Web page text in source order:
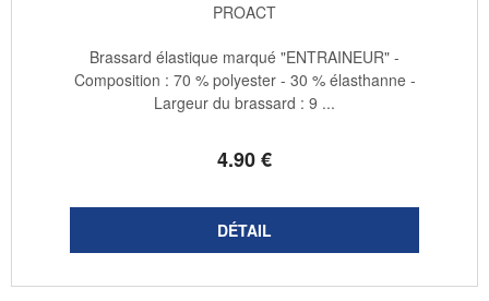
PROACT
4.90€
Brassard élastique marqué "ENTRAINEUR" -
Composition : 70 % polyester - 30 % élasthanne -
Largeur du brassard : 9 ...